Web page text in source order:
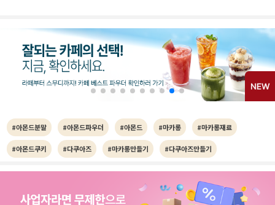
#아몬드분말 #아몬드파우더 #아몬드 #마카롱 #마카롱재료
#아몬드쿠키 #다쿠아즈 #마카롱만들기 #다쿠아즈만들기